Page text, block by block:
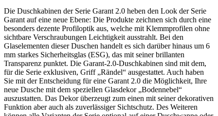
Die Duschkabinen der Serie Garant 2.0 heben den Look der Serie
Garant auf eine neue Ebene: Die Produkte zeichnen sich durch eine
besonders dezente Profiloptik aus, welche mit Klemmprofilen ohne
sichtbare Verschraubungen Leichtigkeit ausstrahlt. Bei den
Glaselementen dieser Duschen handelt es sich darüber hinaus um 6
mm starkes Sicherheitsglas (ESG), das mit seiner brillanten
Transparenz punktet. Die Garant-2.0-Duschkabinen sind mit dem,
für die Serie exklusiven, Griff „Rändel“ ausgestattet. Auch haben
Sie mit der Entscheidung für eine Garant 2.0 die Möglichkeit, Ihre
neue Dusche mit dem speziellen Glasdekor „Bodennebel“
auszustatten. Das Dekor überzeugt zum einen mit seiner dekorativen
Funktion aber auch als zuverlässiger Sichtschutz. Des Weiteren